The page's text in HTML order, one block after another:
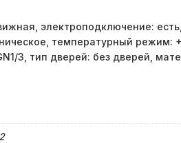
электроподключение:
температурный режим:
3, тип дверей: без дверей,